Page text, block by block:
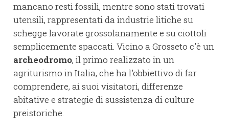
mancano resti fossili, mentre sono stati trovati
utensili, rappresentati da industrie litiche su
schegge lavorate grossolanamente e su ciottoli
semplicemente spaccati. Vicino a Grosseto c'è un
archeodromo, il primo realizzato in un
agriturismo in Italia, che ha l'obbiettivo di far
comprendere, ai suoi visitatori, differenze
abitative e strategie di sussistenza di culture
preistoriche.